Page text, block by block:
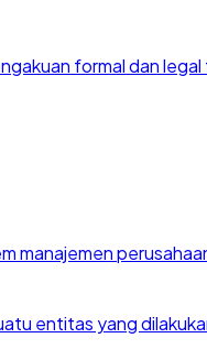
formal dan
entitas yang